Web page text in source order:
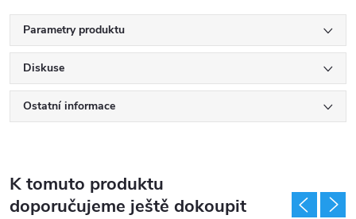
Parametry produktu
Diskuse
Ostatní informace
K tomuto produktu
doporučujeme ještě dokoupit